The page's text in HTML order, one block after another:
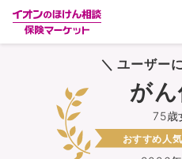
ランキングか
保険を比較す
＼ ユーザー
75歳
が
おすすめ人